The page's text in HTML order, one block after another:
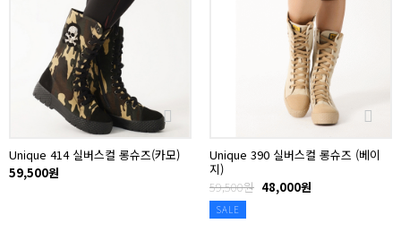
Unique 414 실버스컬 롱슈즈(카모)
59,500원
Unique 390 실버스컬 롱슈즈 (베이
지)
59,500원 48,000원
SALE